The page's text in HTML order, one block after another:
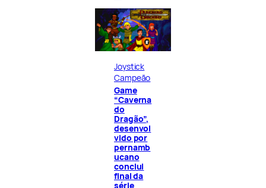
Joystick
Campeão
Game
“Caverna
do
Dragão”,
desenvol
vido por
pernamb
ucano
conclui
final da
série